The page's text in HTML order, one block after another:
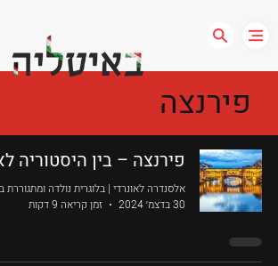
פירנצה – בין היסטוריה
אלסנדרה לאונרדי | בלוגרית נולדה ומתגוררת
30 בדצמ׳ 2024
זמן קריאה 9 דקות
פירנצה